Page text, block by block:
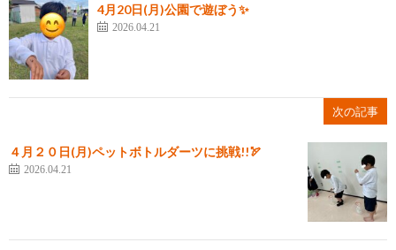
4月20日(月)公園で遊ぼう✨
2026.04.21
次の記事
４月２０日(月)ペットボトルダーツに挑戦!!🏹
2026.04.21